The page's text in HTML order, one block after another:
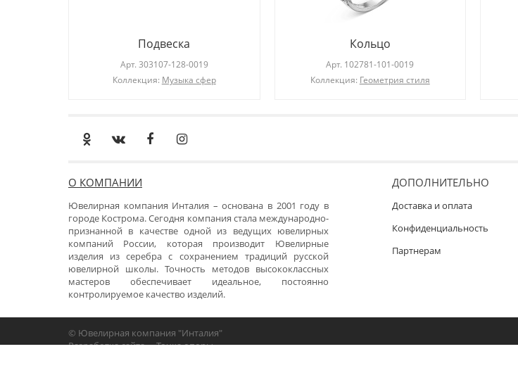
Подвеска
Арт. 303107-128-0019
Коллекция: Музыка сфер
Кольцо
Арт. 102781-101-0019
Коллекция: Геометрия стиля
О КОМПАНИИ
Ювелирная компания Инталия – основана в 2001 году в
городе Кострома. Сегодня компания стала международно-
признанной в качестве одной из ведущих ювелирных
компаний России, которая производит Ювелирные
изделия из серебра с сохранением традиций русской
ювелирной школы. Точность методов высококлассных
мастеров обеспечивает идеальное, постоянно
контролируемое качество изделий.
ДОПОЛНИТЕЛЬНО
Доставка и оплата
Конфиденциальность
Партнерам
© Ювелирная компания "Инталия"
Разработка сайта -«Точка опоры»